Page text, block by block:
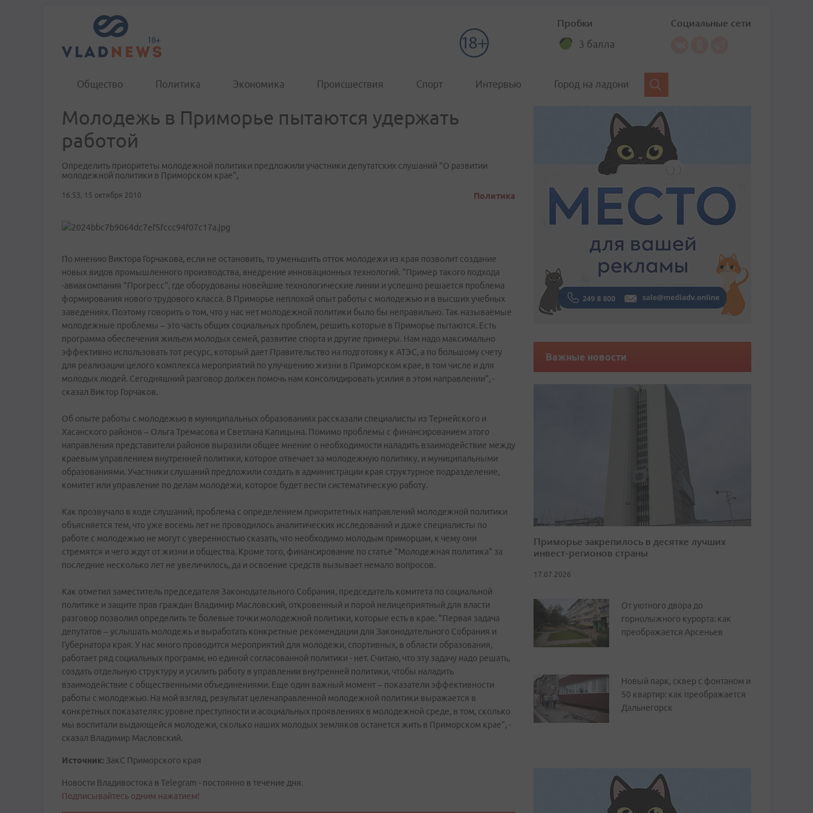
Пробки
3 балла
Социальные сети
Общество Политика Экономика Происшествия Спорт Интервью Город на ладони
Молодежь в Приморье пытаются удержать
работой
Определить приоритеты молодежной политики предложили участники депутатских слушаний "О развитии
молодежной политики в Приморском крае",
16:53, 15 октября 2010 Политика
По мнению Виктора Горчакова, если не остановить, то уменьшить отток молодежи из края позволит создание
новых видов промышленного производства, внедрение инновационных технологий. "Пример такого подхода
-авиакомпания "Прогресс", где оборудованы новейшие технологические линии и успешно решается проблема
формирования нового трудового класса. В Приморье неплохой опыт работы с молодежью и в высших учебных
заведениях. Поэтому говорить о том, что у нас нет молодежной политики было бы неправильно. Так называемые
молодежные проблемы – это часть общих социальных проблем, решить которые в Приморье пытаются. Есть
программа обеспечения жильем молодых семей, развитие спорта и другие примеры. Нам надо максимально
эффективно использовать тот ресурс, который дает Правительство на подготовку к АТЭС, а по большому счету
для реализации целого комплекса мероприятий по улучшению жизни в Приморском крае, в том числе и для
молодых людей. Сегодняшний разговор должен помочь нам консолидировать усилия в этом направлении", -
сказал Виктор Горчаков.
Об опыте работы с молодежью в муниципальных образованиях рассказали специалисты из Тернейского и
Хасанского районов – Ольга Тремасова и Светлана Капицына. Помимо проблемы с финансированием этого
направления представители районов выразили общее мнение о необходимости наладить взаимодействие между
краевым управлением внутренней политики, которое отвечает за молодежную политику, и муниципальными
образованиями. Участники слушаний предложили создать в администрации края структурное подразделение,
комитет или управление по делам молодежи, которое будет вести систематическую работу.
Как прозвучало в ходе слушаний, проблема с определением приоритетных направлений молодежной политики
объясняется тем, что уже восемь лет не проводилось аналитических исследований и даже специалисты по
работе с молодежью не могут с уверенностью сказать, что необходимо молодым приморцам, к чему они
стремятся и чего ждут от жизни и общества. Кроме того, финансирование по статье "Молодежная политика" за
последние несколько лет не увеличилось, да и освоение средств вызывает немало вопросов.
Как отметил заместитель председателя Законодательного Собрания, председатель комитета по социальной
политике и защите прав граждан Владимир Масловский, откровенный и порой нелицеприятный для власти
разговор позволил определить те болевые точки молодежной политики, которые есть в крае. "Первая задача
депутатов – услышать молодежь и выработать конкретные рекомендации для Законодательного Собрания и
Губернатора края. У нас много проводится мероприятий для молодежи, спортивных, в области образования,
работает ряд социальных программ, но единой согласованной политики - нет. Считаю, что эту задачу надо решать,
создать отдельную структуру и усилить работу в управлении внутренней политики, чтобы наладить
взаимодействие с общественными объединениями. Еще один важный момент – показатели эффективности
работы с молодежью. На мой взгляд, результат целенаправленной молодежной политики выражается в
конкретных показателях: уровне преступности и асоциальных проявлениях в молодежной среде, в том, сколько
мы воспитали выдающейся молодежи, сколько наших молодых земляков останется жить в Приморском крае", -
сказал Владимир Масловский.
Источник: ЗакС Приморского края
Новости Владивостока в Telegram - постоянно в течение дня.
Подписывайтесь одним нажатием!
Важные новости
Приморье закрепилось в десятке лучших
инвест-регионов страны
17.07.2026
От уютного двора до
горнолыжного курорта: как
преображается Арсеньев
Новый парк, сквер с фонтаном и
50 квартир: как преображается
Дальнегорск